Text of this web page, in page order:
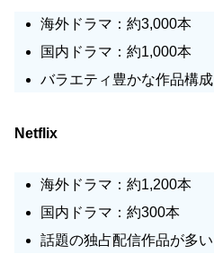
海外ドラマ：約3,000本
国内ドラマ：約1,000本
バラエティ豊かな作品構成
Netflix
海外ドラマ：約1,200本
国内ドラマ：約300本
話題の独占配信作品が多い